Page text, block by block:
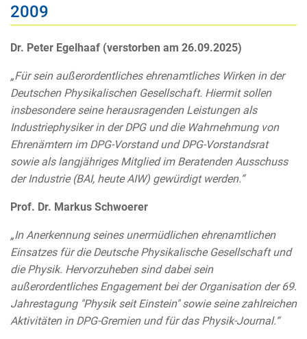
2009
Dr. Peter Egelhaaf (verstorben am 26.09.2025)
„Für sein außerordentliches ehrenamtliches Wirken in der
Deutschen Physikalischen Gesellschaft. Hiermit sollen
insbesondere seine herausragenden Leistungen als
Industriephysiker in der DPG und die Wahrnehmung von
Ehrenämtern im DPG-Vorstand und DPG-Vorstandsrat
sowie als langjähriges Mitglied im Beratenden Ausschuss
der Industrie (BAI, heute AIW) gewürdigt werden.“
Prof. Dr. Markus Schwoerer
„In Anerkennung seines unermüdlichen ehrenamtlichen
Einsatzes für die Deutsche Physikalische Gesellschaft und
die Physik. Hervorzuheben sind dabei sein
außerordentliches Engagement bei der Organisation der 69.
Jahrestagung "Physik seit Einstein" sowie seine zahlreichen
Aktivitäten in DPG-Gremien und für das Physik-Journal.“